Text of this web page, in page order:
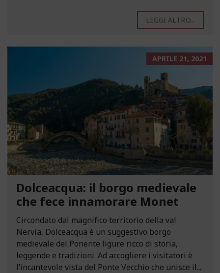
LEGGI ALTRO...
APRILE 21, 2021
Dolceacqua: il borgo medievale
che fece innamorare Monet
Circondato dal magnifico territorio della val
Nervia, Dolceacqua è un suggestivo borgo
medievale del Ponente ligure ricco di storia,
leggende e tradizioni. Ad accogliere i visitatori è
l’incantevole vista del Ponte Vecchio che unisce il...